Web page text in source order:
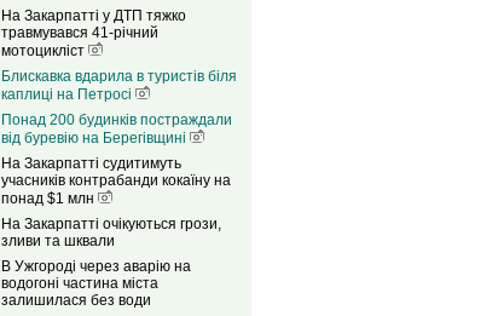
На Закарпатті у ДТП тяжко
травмувався 41-річний
мотоцикліст
Блискавка вдарила в туристів біля
каплиці на Петросі
Понад 200 будинків постраждали
від буревію на Берегівщині
На Закарпатті судитимуть
учасників контрабанди кокаїну на
понад $1 млн
На Закарпатті очікуються грози,
зливи та шквали
В Ужгороді через аварію на
водогоні частина міста
залишилася без води